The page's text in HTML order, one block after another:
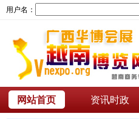
用户名：
网站首页 资讯时政